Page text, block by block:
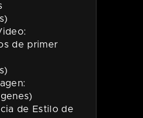
de primer
de Estilo de